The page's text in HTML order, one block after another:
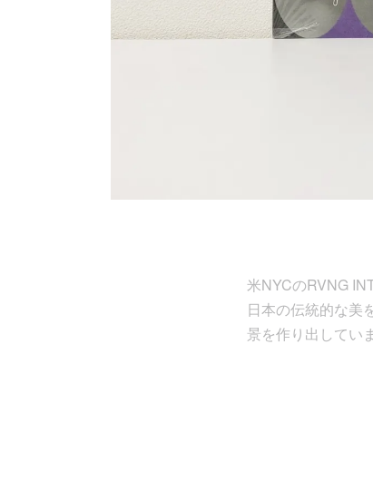
米NYCのRVNG
日本の伝統的な美
景を作り出してい